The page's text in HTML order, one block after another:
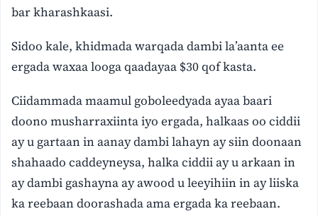
bar kharashkaasi.
Sidoo kale, khidmada warqada dambi la’aanta ee
ergada waxaa looga qaadayaa $30 qof kasta.
Ciidammada maamul goboleedyada ayaa baari
doono musharraxiinta iyo ergada, halkaas oo ciddii
ay u gartaan in aanay dambi lahayn ay siin doonaan
shahaado caddeyneysa, halka ciddii ay u arkaan in
ay dambi gashayna ay awood u leeyihiin in ay liiska
ka reebaan doorashada ama ergada ka reebaan.